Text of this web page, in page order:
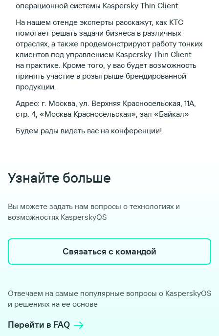
операционной системы Kaspersky Thin Client.
На нашем стенде эксперты расскажут, как KTC
помогает решать задачи бизнеса в различных
отраслях, а также продемонстрируют работу тонких
клиентов под управлением Kaspersky Thin Client
на практике. Кроме того, у вас будет возможность
принять участие в розыгрыше брендированной
продукции.
Адрес: г. Москва, ул. Верхняя Красносельская, 11А,
стр. 4, «Москва Красносельская», зал «Байкал»
Будем рады видеть вас на конференции!
Узнайте больше
Вы можете задать нам вопросы о технологиях и
возможностях KasperskyOS
Связаться с командой
Отвечаем на самые популярные вопросы о KasperskyOS
и решениях на ее основе
Перейти в FAQ